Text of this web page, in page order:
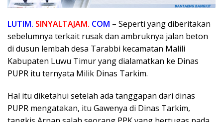
LUTIM. SINYALTAJAM. COM – Seperti yang diberitakan
sebelumnya terkait rusak dan ambruknya jalan beton
di dusun lembah desa Tarabbi kecamatan Malili
Kabupaten Luwu Timur yang dialamatkan ke Dinas
PUPR itu ternyata Milik Dinas Tarkim.
Hal itu diketahui setelah ada tanggapan dari dinas
PUPR mengatakan, itu Gawenya di Dinas Tarkim,